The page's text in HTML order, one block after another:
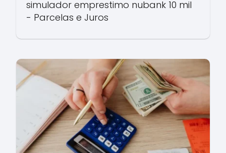
simulador emprestimo nubank 10 mil
- Parcelas e Juros